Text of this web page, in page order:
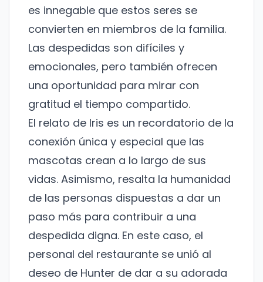
es innegable que estos seres se
convierten en miembros de la familia.
Las despedidas son difíciles y
emocionales, pero también ofrecen
una oportunidad para mirar con
gratitud el tiempo compartido.
El relato de Iris es un recordatorio de la
conexión única y especial que las
mascotas crean a lo largo de sus
vidas. Asimismo, resalta la humanidad
de las personas dispuestas a dar un
paso más para contribuir a una
despedida digna. En este caso, el
personal del restaurante se unió al
deseo de Hunter de dar a su adorada